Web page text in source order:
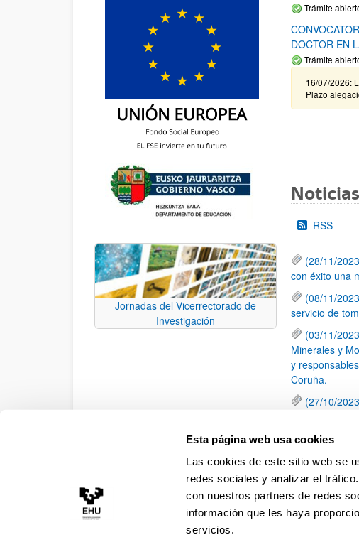
Esta página web usa cookies
Las cookies de este sitio web se
redes sociales y analizar el
con nuestros partners de redes
información que les haya
servicios.
Jornadas del Vicerrectorado de
Investigación
Trámite
DOCTOR EN
Trámite
16/07/2026:
Plazo
Noticias
RSS
(28/11/
con éxito una
(08/11/
servicio de
(03/11/
Minerales y
y
Coruña.
(27/10/
Movilidad